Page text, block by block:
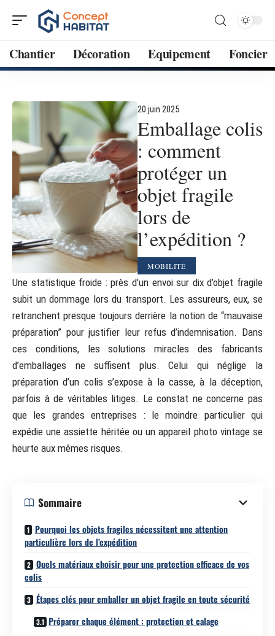
Chantier Décoration Equipement Foncier
20 juin 2025
Emballage colis
: comment
protéger un
objet fragile
lors de
l’expédition ?
MOBILITÉ
Une statistique froide : près d’un envoi sur dix d’objet fragile
subit un dommage lors du transport. Les assureurs, eux, se
retranchent presque toujours derrière la notion de “mauvaise
préparation” pour justifier leur refus d’indemnisation. Dans
ces conditions, les solutions miracles des fabricants
d’emballages ne suffisent plus. Celui qui néglige la
préparation d’un colis s’expose à la casse, à la déception,
parfois à de véritables litiges. Le constat ne concerne pas
que les grandes entreprises : le moindre particulier qui
expédie une assiette héritée ou un appareil photo vintage se
heurte aux mêmes risques.
Sommaire
Pourquoi les objets fragiles nécessitent une attention
particulière lors de l’expédition
Quels matériaux choisir pour une protection efficace de vos
colis
Étapes clés pour emballer un objet fragile en toute sécurité
Préparer chaque élément : protection et calage